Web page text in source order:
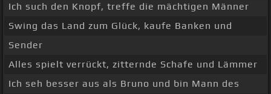
Ich such den Knopf, treffe die mächtigen Männer
Swing das Land zum Glück, kaufe Banken und
Sender
Alles spielt verrückt, zitternde Schafe und Lämmer
Ich seh besser aus als Bruno und bin Mann des